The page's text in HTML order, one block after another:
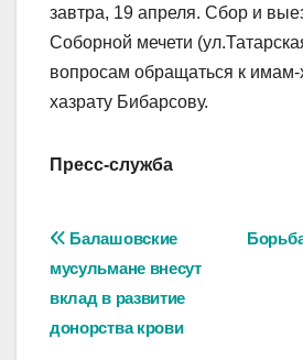
завтра, 19 апреля. Сбор и
Соборной мечети
вопросам обращаться к
хазрату Бибарсову.
Пресс-служба
Навигация
по
записям
Балашовские
мусульмане внесут
вклад в развитие
донорства крови